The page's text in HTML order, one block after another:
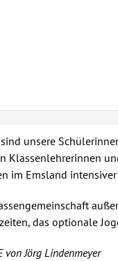
unsere
Klassenlehrerinnen
im Emsland
das optionale
von Jörg Lindenmeyer